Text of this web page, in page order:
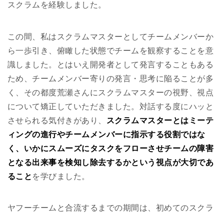
スクラムを経験しました。
この間、私はスクラムマスターとしてチームメンバーか
ら一歩引き、俯瞰した状態でチームを観察することを意
識しました。とはいえ開発者として発言することもある
ため、チームメンバー寄りの発言・思考に陥ることが多
く、その都度荒瀬さんにスクラムマスターの視野、視点
について矯正していただきました。対話する度にハッと
させられる気付きがあり、
スクラムマスターとはミーテ
ィングの進行やチームメンバーに指示する役割ではな
く、いかにスムーズにタスクをフローさせチームの障害
となる出来事を検知し除去するかという視点が大切であ
ること を学びました。
ヤフーチームと合流するまでの期間は、初めてのスクラ